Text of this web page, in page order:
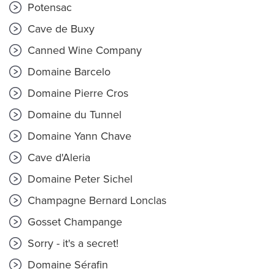
Potensac
Cave de Buxy
Canned Wine Company
Domaine Barcelo
Domaine Pierre Cros
Domaine du Tunnel
Domaine Yann Chave
Cave d'Aleria
Domaine Peter Sichel
Champagne Bernard Lonclas
Gosset Champange
Sorry - it's a secret!
Domaine Sérafin